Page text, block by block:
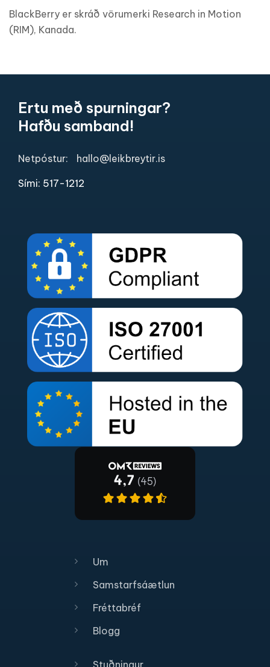
BlackBerry er skráð vörumerki Research in Motion
(RIM), Kanada.
Ertu með spurningar?
Hafðu samband!
Netpóstur: hallo@leikbreytir.is
Sími: 517-1212​
Um
Samstarfsáætlun
Fréttabréf
Blogg